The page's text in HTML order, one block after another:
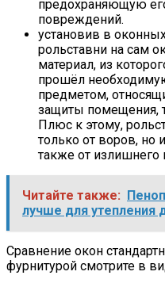
предохраняющую
повреждений.
установив в
рольставни на сам
материал, из
прошёл
предметом,
защиты помещения,
Плюс к этому,
только от воров, но
также от излишнего
Читайте также:
лучше для утепления
Сравнение окон
фурнитурой смотрите в